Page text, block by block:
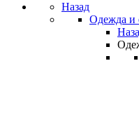
Назад
Одежда и